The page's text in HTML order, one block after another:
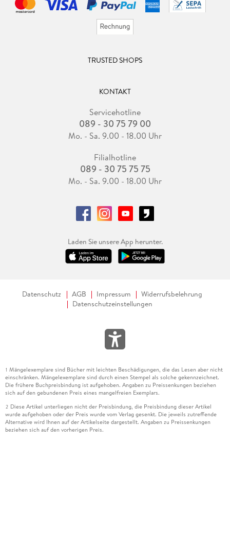
TRUSTED SHOPS
KONTAKT
Servicehotline
089 - 30 75 79 00
Mo. - Sa. 9.00 - 18.00 Uhr
Filialhotline
089 - 30 75 75 75
Mo. - Sa. 9.00 - 18.00 Uhr
Laden Sie unsere App herunter.
Datenschutz AGB Impressum
Widerrufsbelehrung
Datenschutzeinstellungen
1 Mängelexemplare sind Bücher mit leichten Beschädigungen, die das Lesen aber nicht
einschränken. Mängelexemplare sind durch einen Stempel als solche gekennzeichnet.
Die frühere Buchpreisbindung ist aufgehoben. Angaben zu Preissenkungen beziehen
sich auf den gebundenen Preis eines mangelfreien Exemplars.
2 Diese Artikel unterliegen nicht der Preisbindung, die Preisbindung dieser Artikel
wurde aufgehoben oder der Preis wurde vom Verlag gesenkt. Die jeweils zutreffende
Alternative wird Ihnen auf der Artikelseite dargestellt. Angaben zu Preissenkungen
beziehen sich auf den vorherigen Preis.